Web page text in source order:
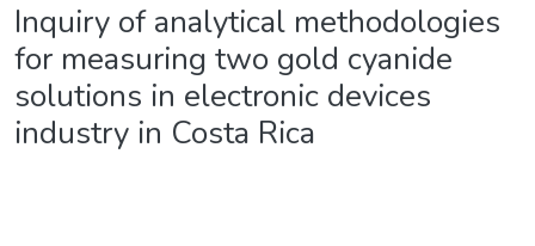
Inquiry of analytical methodologies
for measuring two gold cyanide
solutions in electronic devices
industry in Costa Rica